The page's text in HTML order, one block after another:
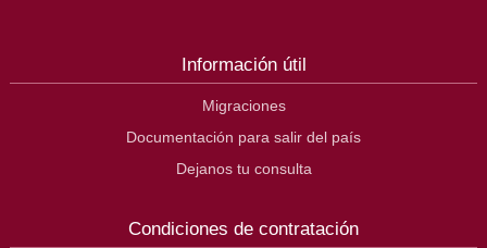
Información útil
Migraciones
Documentación para salir del país
Dejanos tu consulta
Condiciones de contratación